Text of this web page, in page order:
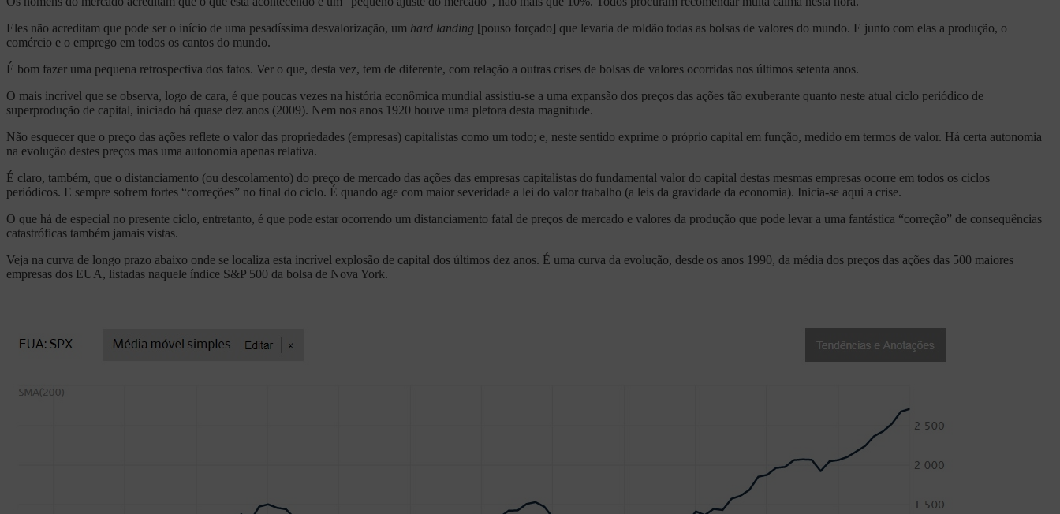
Eles não acreditam que pode ser o início de uma pesadíssima desvalorização, um hard landing [pouso forçado] que levaria de roldão todas as bolsas de valores do mundo. E junto com elas a produção, o
comércio e o emprego em todos os cantos do mundo.
É bom fazer uma pequena retrospectiva dos fatos. Ver o que, desta vez, tem de diferente, com relação a outras crises de bolsas de valores ocorridas nos últimos setenta anos.
O mais incrível que se observa, logo de cara, é que poucas vezes na história econômica mundial assistiu-se a uma expansão dos preços das ações tão exuberante quanto neste atual ciclo periódico de
superprodução de capital, iniciado há quase dez anos (2009). Nem nos anos 1920 houve uma pletora desta magnitude.
Não esquecer que o preço das ações reflete o valor das propriedades (empresas) capitalistas como um todo; e, neste sentido exprime o próprio capital em função, medido em termos de valor. Há certa autonomia
na evolução destes preços mas uma autonomia apenas relativa.
É claro, também, que o distanciamento (ou descolamento) do preço de mercado das ações das empresas capitalistas do fundamental valor do capital destas mesmas empresas ocorre em todos os ciclos
periódicos. E sempre sofrem fortes “correções” no final do ciclo. É quando age com maior severidade a lei do valor trabalho (a leis da gravidade da economia). Inicia-se aqui a crise.
O que há de especial no presente ciclo, entretanto, é que pode estar ocorrendo um distanciamento fatal de preços de mercado e valores da produção que pode levar a uma fantástica “correção” de consequências
catastróficas também jamais vistas.
Veja na curva de longo prazo abaixo onde se localiza esta incrível explosão de capital dos últimos dez anos. É uma curva da evolução, desde os anos 1990, da média dos preços das ações das 500 maiores
empresas dos EUA, listadas naquele índice S&P 500 da bolsa de Nova York.